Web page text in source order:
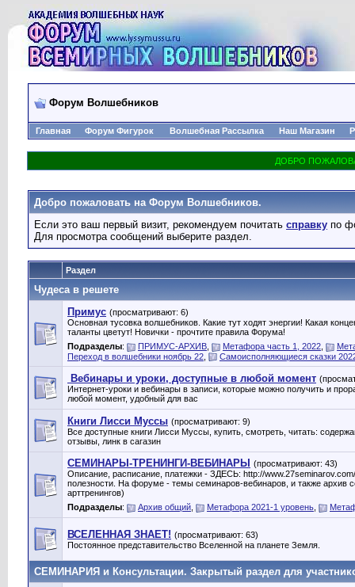
Форум Волшебников
Главная Форум Фигурок Волшебная Рассылка Наш Магазин
Добро пожаловать на Форум Волшебников.
Если это ваш первый визит, рекомендуем почитать справку по
Для просмотра сообщений выберите раздел.
Раздел
Чудеса в решете
Примус (просматривают: 6)
Основная тусовка волшебников. Какие тут ходят энергии! Какая
таланты цветут! Новички - прочтите правила Форума!
Подразделы: ПРИМУС-АРХИВ Метафора часть 1, 2022
Переход в волшебники ноябрь 22
Самоисполняющиеся сказки
Вебинары и уроки, доступные в любой момент
Интернет-уроки и вебинары в записи, которые можно получить и
любой момент, удобный для вас
Книги Лисси Муссы (просматривают: 9)
Все доступные книги Лисси Муссы, купить, смотреть, читать:
отзывы, линк в сагазин
СЕМИНАРЫ-ТРЕНИНГИ-ВЕБИНАРЫ
(просматривают: 43)
Описание, расписание, платежки - ЗДЕСЬ: http://
полезности. На форуме - темы семинаров-вебинаров, и также архив
арттренингов)
Подразделы: Архив общий Метафора 2021-1 уровень
ВСЕЛЕННАЯ ЗНАЕТ! (просматривают: 63)
Постоянное представительство Вселенной на планете Земля.
СЕМИНАРИЯ и Консультации. Закрытый раздел для